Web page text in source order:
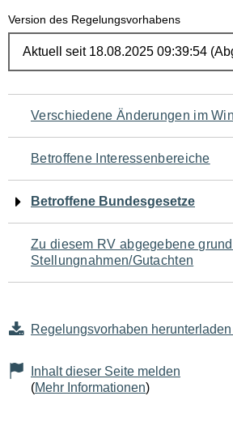
Version des Regelungsvorhabens
Navigation
für
den
Seiteninhalt
Verschiedene Änderungen im
Betroffene Interessenbereiche
Betroffene Bundesgesetze
Zu diesem RV abgegebene
Stellungnahmen/Gutachten
Regelungsvorhaben
Inhalt dieser Seite melden
(Mehr Informationen)